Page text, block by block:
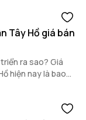
Tây Hồ giá bán
ra sao? Giá
hiện nay là bao